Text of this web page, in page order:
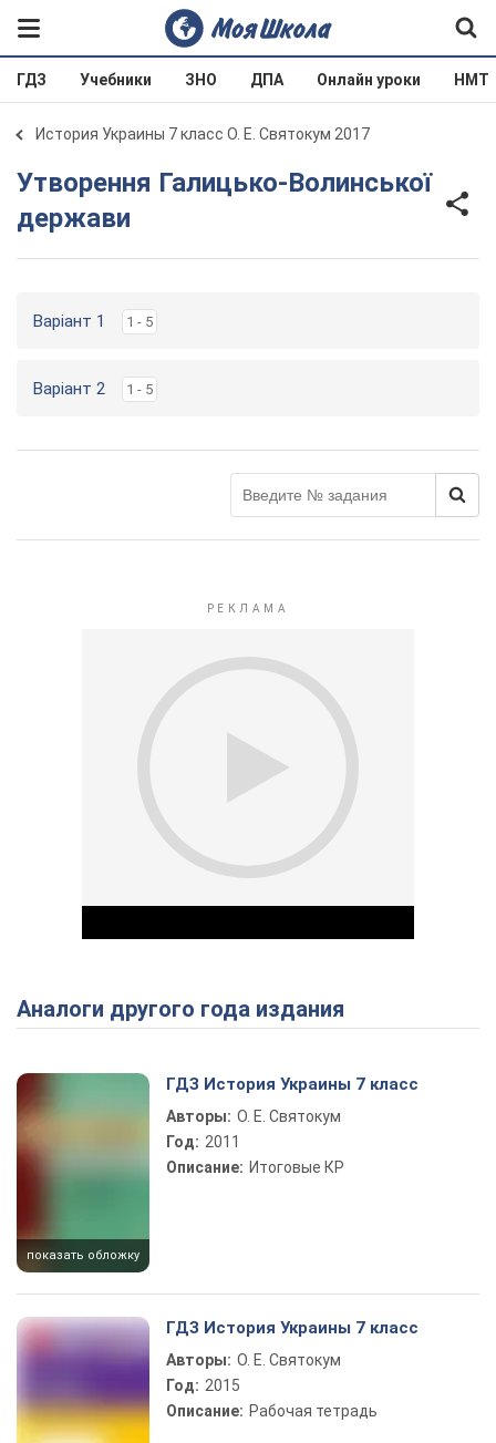
ГДЗ Учебники ЗНО ДПА Онлайн уроки НМТ
История Украины 7 класс О. Е. Святокум 2017
Утворення Галицько-Волинської
держави
Варіант 1 1 - 5
Варіант 2 1 - 5
Play Video
Аналоги другого года издания
показать обложку
ГДЗ История Украины 7 класс
Авторы: О. Е. Святокум
Год: 2011
Описание: Итоговые КР
ГДЗ История Украины 7 класс
Авторы: О. Е. Святокум
Год: 2015
Описание: Рабочая тетрадь